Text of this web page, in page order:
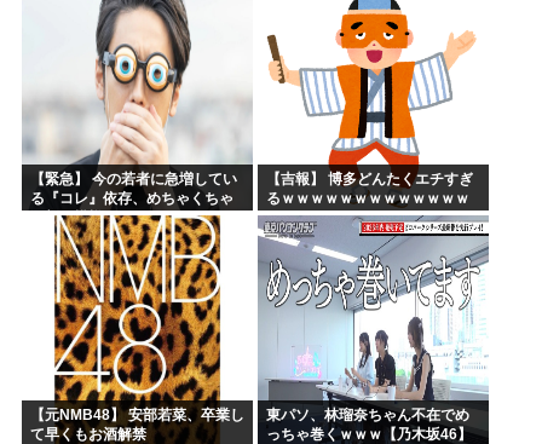
【緊急】 今の若者に急増してい
る『コレ』依存、めちゃくちゃ
深刻な模様w w w w w w w w w w
【吉報】 博多どんたくエチすぎ
るｗｗｗｗｗｗｗｗｗｗｗｗｗ
ｗｗ
【元NMB48】 安部若菜、卒業し
て早くもお酒解禁
東パソ、林瑠奈ちゃん不在でめ
っちゃ巻くｗｗｗ【乃木坂46】